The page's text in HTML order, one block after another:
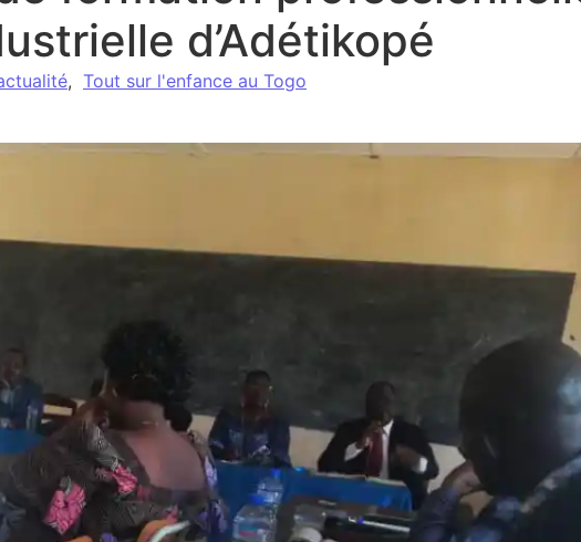
d’Adétikopé
, Tout sur l'enfance au Togo
pour la mise sur pied d’un centre d’excellence de